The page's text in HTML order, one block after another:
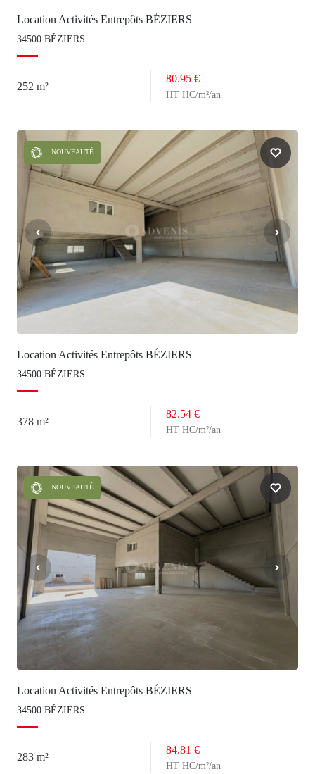
Location Activités Entrepôts BÉZIERS
34500 BÉZIERS
252 m²
80.95 €
HT HC/m²/an
NOUVEAUTÉ
Location Activités Entrepôts BÉZIERS
34500 BÉZIERS
378 m²
82.54 €
HT HC/m²/an
NOUVEAUTÉ
Location Activités Entrepôts BÉZIERS
34500 BÉZIERS
283 m²
84.81 €
HT HC/m²/an